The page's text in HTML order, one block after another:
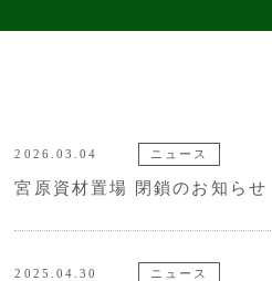
2026.03.04 ニュース
宮原資材置場 閉鎖のお知らせ
2025.04.30 ニュース